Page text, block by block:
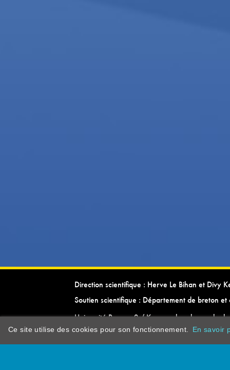
Direction scientifique : Herve Le Bihan et Divy
Soutien scientifique : Département de breton et
Université Rennes 2 / Kevrenn brezhoneg ha
Ce site utilise des cookies pour son fonctionnement. En savoir